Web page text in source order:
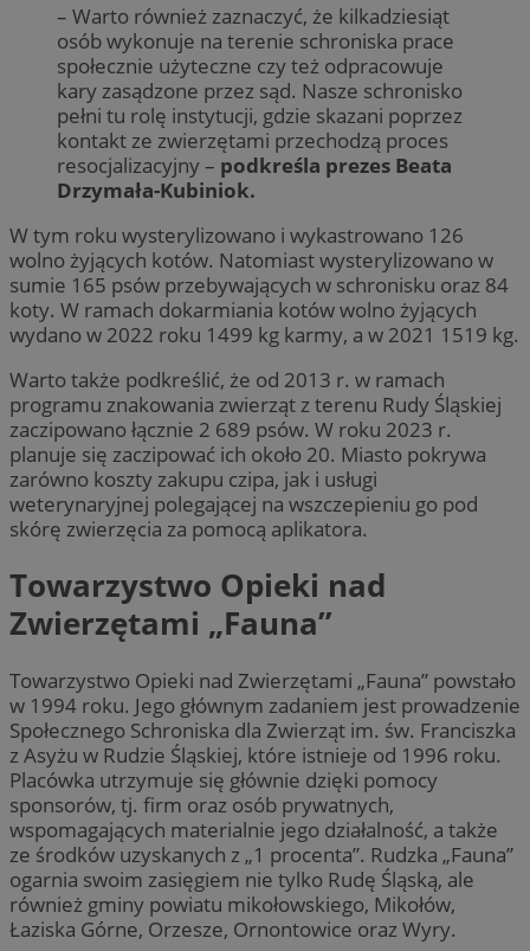
– Warto również zaznaczyć, że kilkadziesiąt
osób wykonuje na terenie schroniska prace
społecznie użyteczne czy też odpracowuje
kary zasądzone przez sąd. Nasze schronisko
pełni tu rolę instytucji, gdzie skazani poprzez
kontakt ze zwierzętami przechodzą proces
resocjalizacyjny – podkreśla prezes Beata
Drzymała-Kubiniok.
W tym roku wysterylizowano i wykastrowano 126
wolno żyjących kotów. Natomiast wysterylizowano w
sumie 165 psów przebywających w schronisku oraz 84
koty. W ramach dokarmiania kotów wolno żyjących
wydano w 2022 roku 1499 kg karmy, a w 2021 1519 kg.
Warto także podkreślić, że od 2013 r. w ramach
programu znakowania zwierząt z terenu Rudy Śląskiej
zaczipowano łącznie 2 689 psów. W roku 2023 r.
planuje się zaczipować ich około 20. Miasto pokrywa
zarówno koszty zakupu czipa, jak i usługi
weterynaryjnej polegającej na wszczepieniu go pod
skórę zwierzęcia za pomocą aplikatora.
Towarzystwo Opieki nad
Zwierzętami „Fauna”
Towarzystwo Opieki nad Zwierzętami „Fauna” powstało
w 1994 roku. Jego głównym zadaniem jest prowadzenie
Społecznego Schroniska dla Zwierząt im. św. Franciszka
z Asyżu w Rudzie Śląskiej, które istnieje od 1996 roku.
Placówka utrzymuje się głównie dzięki pomocy
sponsorów, tj. firm oraz osób prywatnych,
wspomagających materialnie jego działalność, a także
ze środków uzyskanych z „1 procenta”. Rudzka „Fauna”
ogarnia swoim zasięgiem nie tylko Rudę Śląską, ale
również gminy powiatu mikołowskiego, Mikołów,
Łaziska Górne, Orzesze, Ornontowice oraz Wyry.